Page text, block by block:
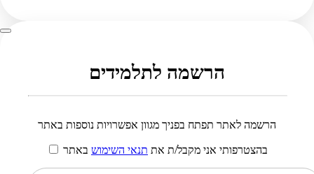
הרשמה לתלמידים
הרשמה לאתר תפתח בפניך מגוון אפשרויות נוספות באתר
בהצטרפותי אני מקבל/ת את תנאי השימוש באתר